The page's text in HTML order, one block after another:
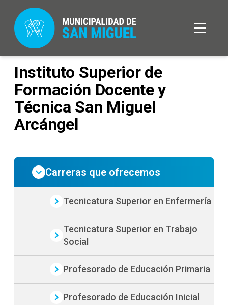
Instituto Superior de
Formación Docente y
Técnica San Miguel
Arcángel
Carreras que ofrecemos
Tecnicatura Superior en Enfermería
Tecnicatura Superior en Trabajo
Social
Profesorado de Educación Primaria
Profesorado de Educación Inicial